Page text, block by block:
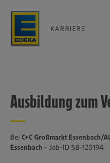
KARRIERE
Ausbildung zum
Bei C+C Großmarkt Essenbach/
Essenbach - Job-ID SB-120194